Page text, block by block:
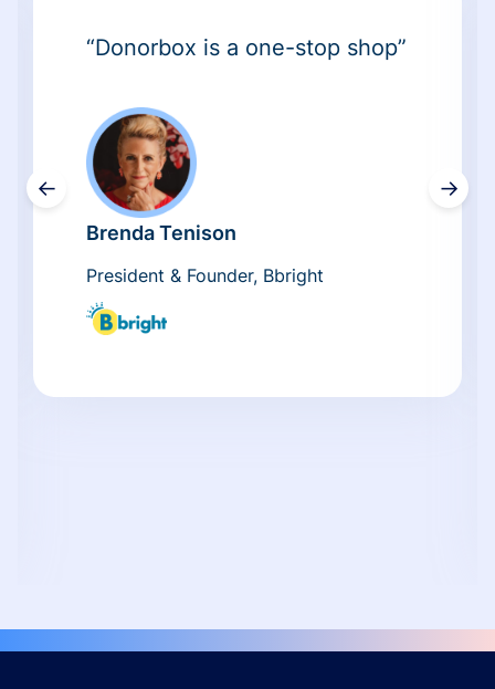
←
“Donorbox is a one-stop shop”
Brenda Tenison
President & Founder, Bbright
→